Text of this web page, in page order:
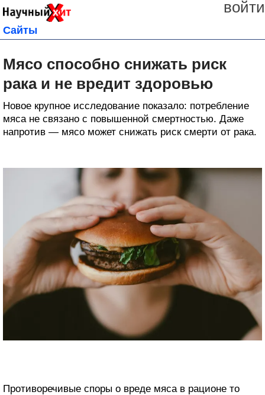
войти
Сайты
Мясо способно снижать риск
рака и не вредит здоровью
Новое крупное исследование показало: потребление
мяса не связано с повышенной смертностью. Даже
напротив — мясо может снижать риск смерти от рака.
Противоречивые споры о вреде мяса в рационе то